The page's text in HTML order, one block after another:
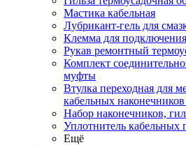
Мастика кабельная
Лубрикант-гель для
Клемма для
Рукав ремонтный
Комплект
муфты
Втулка переходная для
кабельных
Набор наконечников,
Уплотнитель кабельных
Ещё